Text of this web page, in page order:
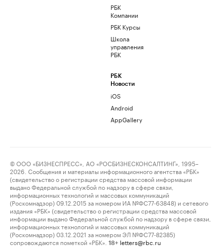
РБК
Компании
РБК Курсы
Школа
управления
РБК
РБК
Новости
iOS
Android
AppGallery
© ООО «БИЗНЕСПРЕСС», АО «РОСБИЗНЕСКОНСАЛТИНГ», 1995–
2026. Сообщения и материалы информационного агентства «РБК»
(свидетельство о регистрации средства массовой информации
выдано Федеральной службой по надзору в сфере связи,
информационных технологий и массовых коммуникаций
(Роскомнадзор) 09.12.2015 за номером ИА №ФС77-63848) и сетевого
издания «РБК» (свидетельство о регистрации средства массовой
информации выдано Федеральной службой по надзору в сфере связи,
информационных технологий и массовых коммуникаций
(Роскомнадзор) 03.12.2021 за номером ЭЛ №ФС77-82385)
сопровождаются пометкой «РБК».
18+ letters@rbc.ru